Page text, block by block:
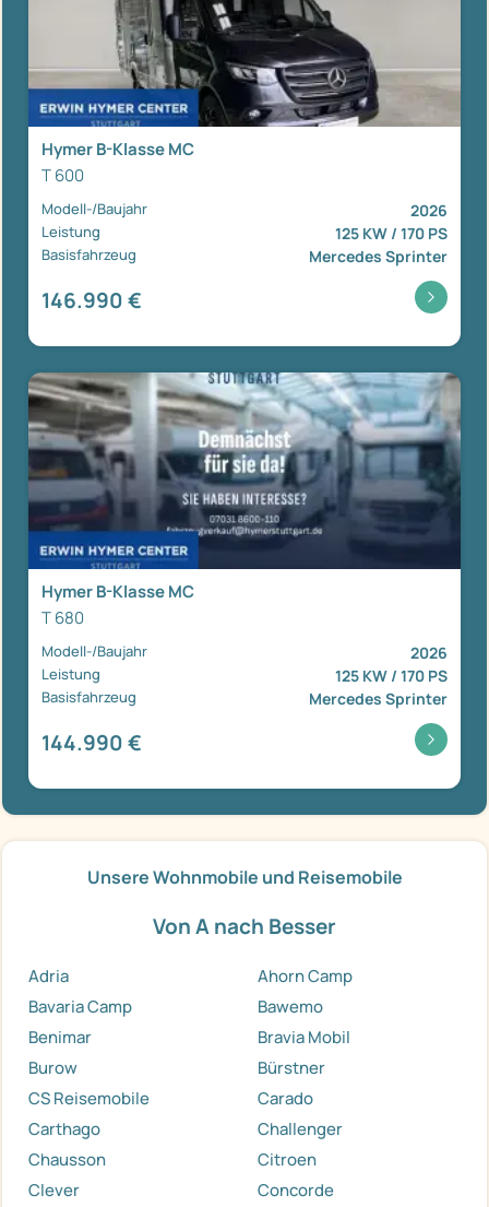
Hymer B-Klasse MC
T 600
Modell-/Baujahr 2026
Leistung 125 KW / 170 PS
Basisfahrzeug Mercedes Sprinter
146.990 €
Hymer B-Klasse MC
T 680
Modell-/Baujahr 2026
Leistung 125 KW / 170 PS
Basisfahrzeug Mercedes Sprinter
144.990 €
Unsere Wohnmobile und Reisemobile
Von A nach Besser
Adria
Ahorn Camp
Bavaria Camp
Bawemo
Benimar
Bravia Mobil
Burow
Bürstner
CS Reisemobile
Carado
Carthago
Challenger
Chausson
Citroen
Clever
Concorde